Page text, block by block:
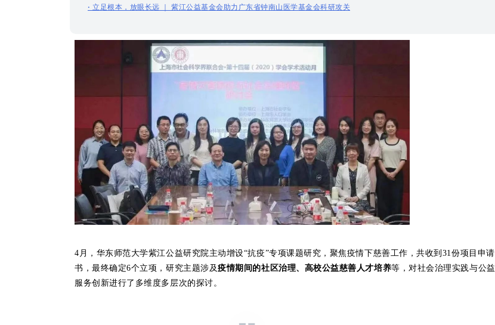
· 立足根本，放眼长远 ｜ 紫江公益基金会助力广东省钟南山医学基金会科研攻关
4月，华东师范大学紫江公益研究院主动增设“抗疫”专项课题研究，聚焦疫情下慈善工作，共收到31份项目申请
书，最终确定6个立项，研究主题涉及疫情期间的社区治理、高校公益慈善人才培养等，对社会治理实践与公益
服务创新进行了多维度多层次的探讨。